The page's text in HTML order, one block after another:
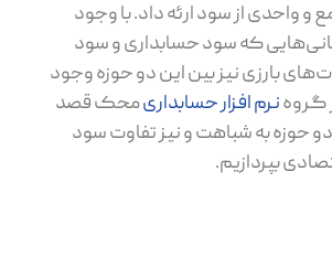
و واحدی از سود ارئه داد. با وجود
که سود حسابداری و سود
بارزی نیز بین این دو حوزه وجود
گروهنرم افزار حسابداریمحک قصد
دو حوزه به شباهت و نیز تفاوت سود
بپردازیم.